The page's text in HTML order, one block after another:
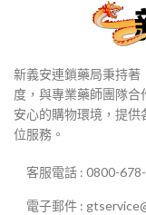
新義安連鎖藥局秉持著
度，與專業藥師團隊合
安心的購物環境，提
位服務。
客服電話 : 0800-
電子郵件 :